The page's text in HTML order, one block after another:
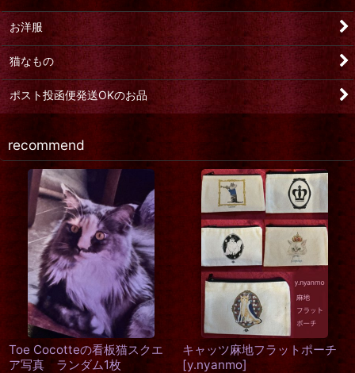
お洋服
猫なもの
ポスト投函便発送OKのお品
recommend
の看板猫スクエ
ンダム1枚
キャッツ麻地フラットポーチ
y.nyanmo]
キャッツ
チラシル
[
6,500円